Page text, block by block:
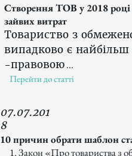
Створення ТОВ у 2018
зайвих витрат
Товариство з
випадково є
-правовою​...
Перейти до статті
07.07.201
8
10 причин обрати шаблон
Закон «Про товариства з